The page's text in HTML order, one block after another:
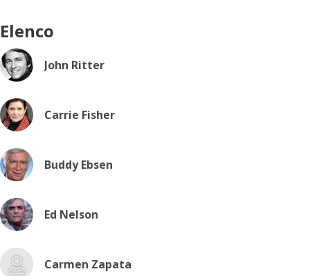
Elenco
John Ritter
Carrie Fisher
Buddy Ebsen
Ed Nelson
Carmen Zapata